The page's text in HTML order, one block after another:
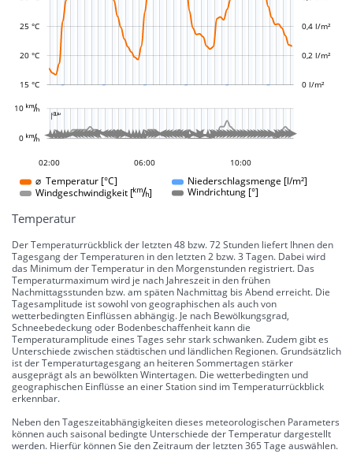
15 °C
20 °C
25 °C
0 l/m²
0,2 l/m²
0,4 l/m²

0 
10 
02:00
23:00
20:00
17:00
07:00
12:00 06:00 10:00




















⌀ Temperatur [°C] Niederschlagsmenge [l/m²]
Windgeschwindigkeit [] Windrichtung [°]
Temperatur
Der Temperaturrückblick der letzten 48 bzw. 72 Stunden liefert Ihnen den
Tagesgang der Temperaturen in den letzten 2 bzw. 3 Tagen. Dabei wird
das Minimum der Temperatur in den Morgenstunden registriert. Das
Temperaturmaximum wird je nach Jahreszeit in den frühen
Nachmittagsstunden bzw. am späten Nachmittag bis Abend erreicht. Die
Tagesamplitude ist sowohl von geographischen als auch von
wetterbedingten Einflüssen abhängig. Je nach Bewölkungsgrad,
Schneebedeckung oder Bodenbeschaffenheit kann die
Temperaturamplitude eines Tages sehr stark schwanken. Zudem gibt es
Unterschiede zwischen städtischen und ländlichen Regionen. Grundsätzlich
ist der Temperaturtagesgang an heiteren Sommertagen stärker
ausgeprägt als an bewölkten Wintertagen. Die wetterbedingten und
geographischen Einflüsse an einer Station sind im Temperaturrückblick
erkennbar.
Neben den Tageszeitabhängigkeiten dieses meteorologischen Parameters
können auch saisonal bedingte Unterschiede der Temperatur dargestellt
werden. Hierfür können Sie den Zeitraum der letzten 365 Tage auswählen.